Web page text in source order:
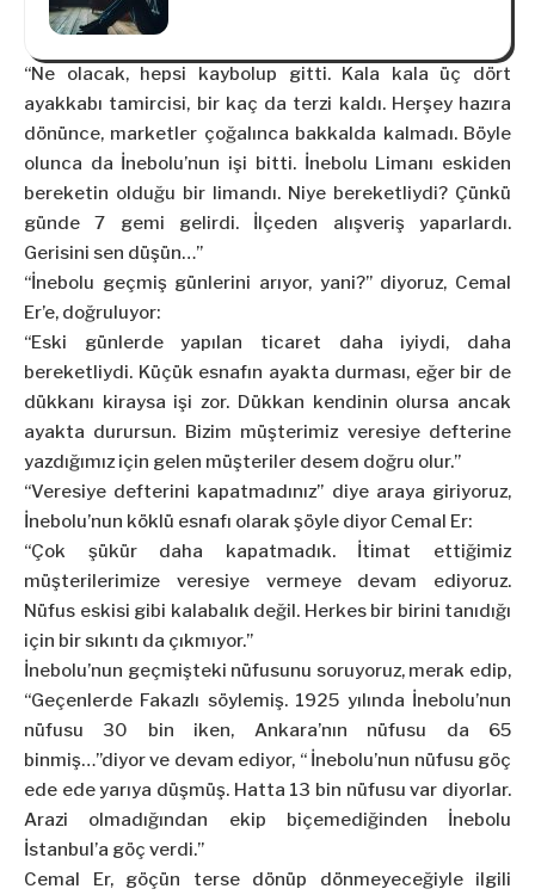
“Ne olacak, hepsi kaybolup gitti. Kala kala üç dört
ayakkabı tamircisi, bir kaç da terzi kaldı. Herşey hazıra
dönünce, marketler çoğalınca bakkalda kalmadı. Böyle
olunca da İnebolu’nun işi bitti. İnebolu Limanı eskiden
bereketin olduğu bir limandı. Niye bereketliydi? Çünkü
günde 7 gemi gelirdi. İlçeden alışveriş yaparlardı.
Gerisini sen düşün…”
“İnebolu geçmiş günlerini arıyor, yani?” diyoruz, Cemal
Er’e, doğruluyor:
“Eski günlerde yapılan ticaret daha iyiydi, daha
bereketliydi. Küçük esnafın ayakta durması, eğer bir de
dükkanı kiraysa işi zor. Dükkan kendinin olursa ancak
ayakta durursun. Bizim müşterimiz veresiye defterine
yazdığımız için gelen müşteriler desem doğru olur.”
“Veresiye defterini kapatmadınız” diye araya giriyoruz,
İnebolu’nun köklü esnafı olarak şöyle diyor Cemal Er:
“Çok şükür daha kapatmadık. İtimat ettiğimiz
müşterilerimize veresiye vermeye devam ediyoruz.
Nüfus eskisi gibi kalabalık değil. Herkes bir birini tanıdığı
için bir sıkıntı da çıkmıyor.”
İnebolu’nun geçmişteki nüfusunu soruyoruz, merak edip,
“Geçenlerde Fakazlı söylemiş. 1925 yılında İnebolu’nun
nüfusu 30 bin iken, Ankara’nın nüfusu da 65
binmiş…”diyor ve devam ediyor, “ İnebolu’nun nüfusu göç
ede ede yarıya düşmüş. Hatta 13 bin nüfusu var diyorlar.
Arazi olmadığından ekip biçemediğinden İnebolu
İstanbul’a göç verdi.”
Cemal Er, göçün terse dönüp dönmeyeceğiyle ilgili